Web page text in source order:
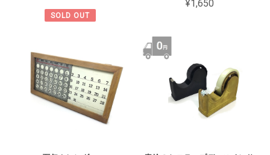
SOLD OUT
¥1,650